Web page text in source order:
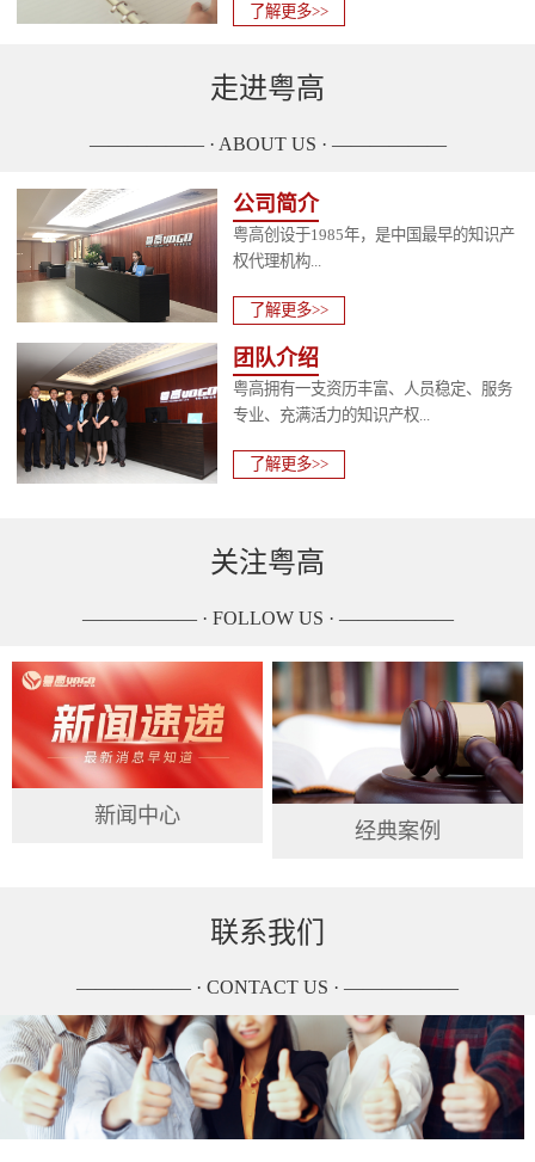
了解更多>>
走进粤高
—————— · ABOUT US · ——————
公司简介
粤高创设于1985年，是中国最早的知识产
权代理机构...
了解更多>>
团队介绍
粤高拥有一支资历丰富、人员稳定、服务
专业、充满活力的知识产权...
了解更多>>
关注粤高
—————— · FOLLOW US · ——————
新闻中心
经典案例
联系我们
—————— · CONTACT US · ——————